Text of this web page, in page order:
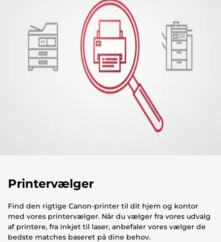
Printervælger
Find den rigtige Canon-printer til dit hjem og kontor
med vores printervælger. Når du vælger fra vores udvalg
af printere, fra inkjet til laser, anbefaler vores vælger de
bedste matches baseret på dine behov.